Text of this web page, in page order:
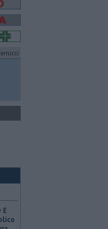
E